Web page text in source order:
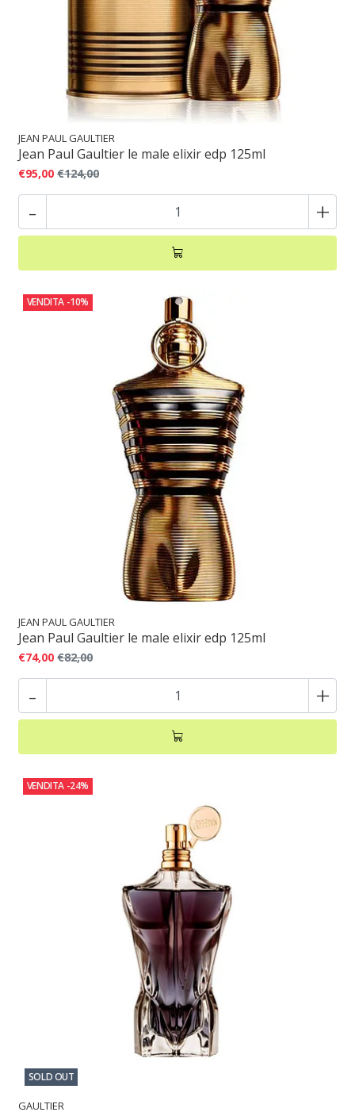
JEAN PAUL GAULTIER
Jean Paul Gaultier le male elixir edp 125ml
€95,00 €124,00
- +
VENDITA -10%
JEAN PAUL GAULTIER
Jean Paul Gaultier le male elixir edp 125ml
€74,00 €82,00
- +
VENDITA -24%
SOLD OUT
GAULTIER